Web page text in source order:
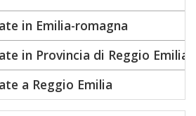
in Emilia-romagna
in Provincia di Reggio Emilia
a Reggio Emilia